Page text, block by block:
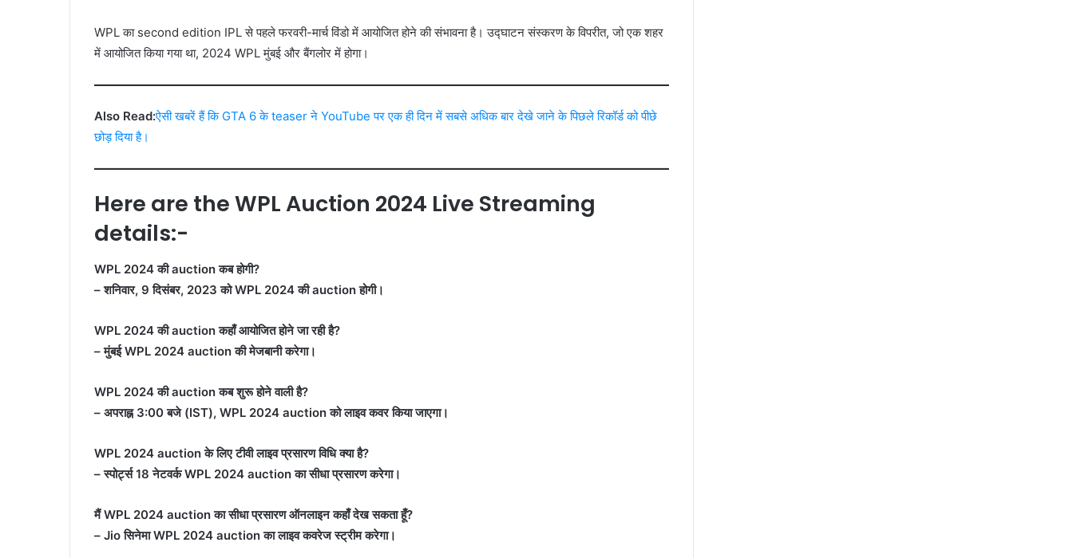
WPL का second edition IPL से पहले फरवरी-मार्च विंडो में आयोजित होने की संभावना है। उद्घाटन संस्करण के विपरीत, जो एक शहर
में आयोजित किया गया था, 2024 WPL मुंबई और बैंगलोर में होगा।
Also Read:ऐसी खबरें हैं कि GTA 6 के teaser ने YouTube पर एक ही दिन में सबसे अधिक बार देखे जाने के पिछले रिकॉर्ड को पीछे
छोड़ दिया है।
Here are the WPL Auction 2024 Live Streaming
details:-
WPL 2024 की auction कब होगी?
– शनिवार, 9 दिसंबर, 2023 को WPL 2024 की auction होगी।
WPL 2024 की auction कहाँ आयोजित होने जा रही है?
– मुंबई WPL 2024 auction की मेजबानी करेगा।
WPL 2024 की auction कब शुरू होने वाली है?
– अपराह्न 3:00 बजे (IST), WPL 2024 auction को लाइव कवर किया जाएगा।
WPL 2024 auction के लिए टीवी लाइव प्रसारण विधि क्या है?
– स्पोर्ट्स 18 नेटवर्क WPL 2024 auction का सीधा प्रसारण करेगा।
मैं WPL 2024 auction का सीधा प्रसारण ऑनलाइन कहाँ देख सकता हूँ?
– Jio सिनेमा WPL 2024 auction का लाइव कवरेज स्ट्रीम करेगा।